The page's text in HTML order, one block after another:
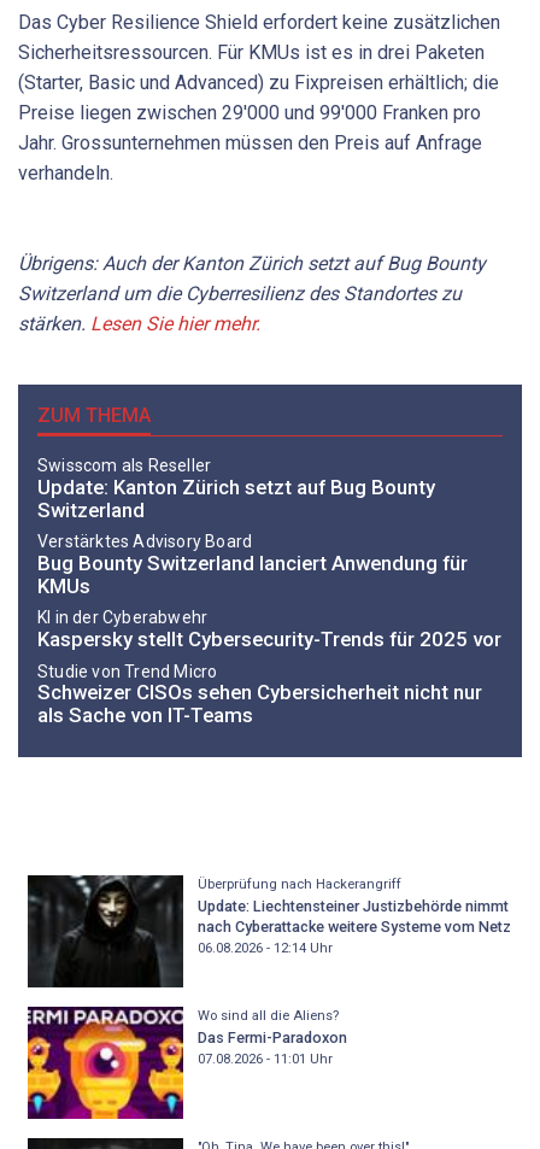
Das Cyber Resilience Shield erfordert keine zusätzlichen
Sicherheitsressourcen. Für KMUs ist es in drei Paketen
(Starter, Basic und Advanced) zu Fixpreisen erhältlich; die
Preise liegen zwischen 29'000 und 99'000 Franken pro
Jahr. Grossunternehmen müssen den Preis auf Anfrage
verhandeln.
Übrigens: Auch der Kanton Zürich setzt auf Bug Bounty
Switzerland um die Cyberresilienz des Standortes zu
stärken. Lesen Sie hier mehr.
ZUM THEMA
Swisscom als Reseller
Update: Kanton Zürich setzt auf Bug Bounty
Switzerland
Verstärktes Advisory Board
Bug Bounty Switzerland lanciert Anwendung für
KMUs
KI in der Cyberabwehr​​​​
Kaspersky stellt Cybersecurity-Trends für 2025 vor
Studie von Trend Micro
Schweizer CISOs sehen Cybersicherheit nicht nur
als Sache von IT-Teams
Überprüfung nach Hackerangriff
Update: Liechtensteiner Justizbehörde nimmt
nach Cyberattacke weitere Systeme vom Netz
06.08.2026 - 12:14Uhr
Wo sind all die Aliens?
Das Fermi-Paradoxon
07.08.2026 - 11:01 Uhr